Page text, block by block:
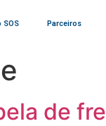
SOS Parceiros
de